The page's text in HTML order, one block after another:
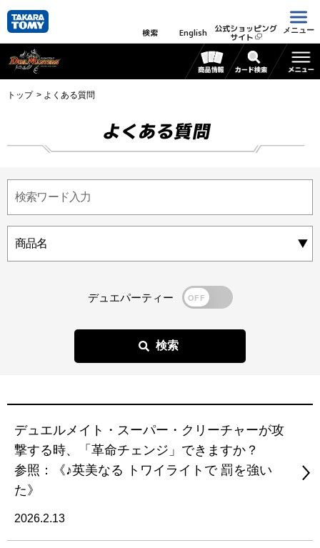
検索 English 公式ショッピング
サイト
メニュー
トップ よくある質問
よくある質問
デュエパーティー
デュエルメイト・スーパー・クリーチャーが攻
撃する時、「革命チェンジ」できますか？
参照：《♪英美なる トワイライトで 罰を強い
た》
2026.2.13